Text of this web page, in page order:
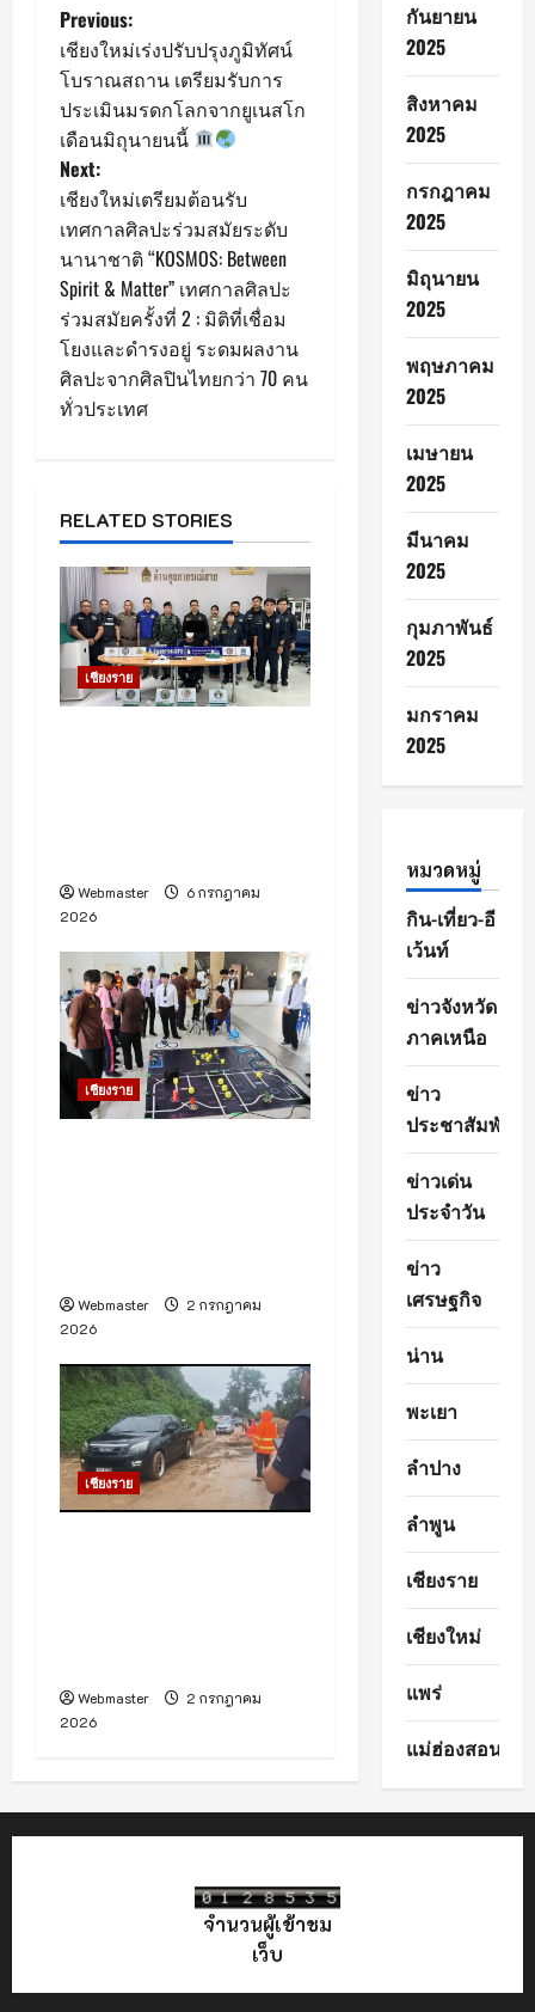
P
o
s
t
n
a
v
i
g
t
i
o
n
Previous:
เชียงใหม่เร่งปรับปรุงภูมิทัศน์
โบราณสถาน เตรียมรับการ
ประเมินมรดกโลกจากยูเนสโก
เดือนมิถุนายนนี้
Next:
เชียงใหม่เตรียมต้อนรับ
เทศกาลศิลปะร่วมสมัยระดับ
นานาชาติ “KOSMOS: Between
Spirit & Matter” เทศกาลศิลปะ
ร่วมสมัยครั้งที่ 2 : มิติที่เชื่อม
โยงและดำรงอยู่ ระดมผลงาน
ศิลปะจากศิลปินไทยกว่า 70 คน
ทั่วประเทศ
RELATED STORIES
เชียงราย
Webmaster
6 กรกฎาคม
2026
เชียงราย
Webmaster
2 กรกฎาคม
2026
เชียงราย
Webmaster
2 กรกฎาคม
2026
กันยายน
2025
สิงหาคม
2025
กรกฎาคม
2025
มิถุนายน
2025
พฤษภาคม
2025
เมษายน
2025
มีนาคม
2025
กุมภาพันธ์
2025
มกราคม
2025
หมวดหมู่
กิน-เที่ยว-อี
เว้นท์
ข่าวจังหวัด
ภาคเหนือ
ข่าว
ประชาสัมพันธ์
ข่าวเด่น
ประจำวัน
ข่าว
เศรษฐกิจ
น่าน
พะเยา
ลำปาง
ลำพูน
เชียงราย
เชียงใหม่
แพร่
แม่ฮ่องสอน
จำนวนผู้เข้าชม
เว็บ